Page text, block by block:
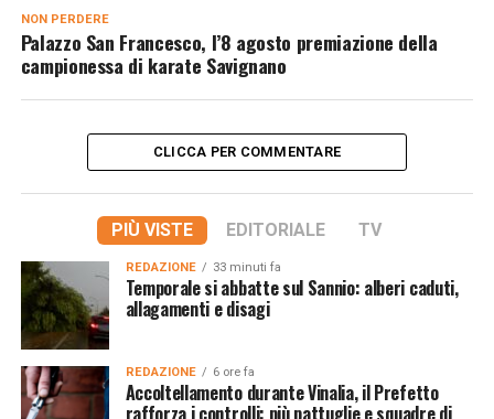
NON PERDERE
Palazzo San Francesco, l’8 agosto premiazione della
campionessa di karate Savignano
CLICCA PER COMMENTARE
PIÙ VISTE EDITORIALE TV
REDAZIONE 33 minuti fa
Temporale si abbatte sul Sannio: alberi caduti,
allagamenti e disagi
REDAZIONE 6 ore fa
Accoltellamento durante Vinalia, il Prefetto
rafforza i controlli: più pattuglie e squadre di